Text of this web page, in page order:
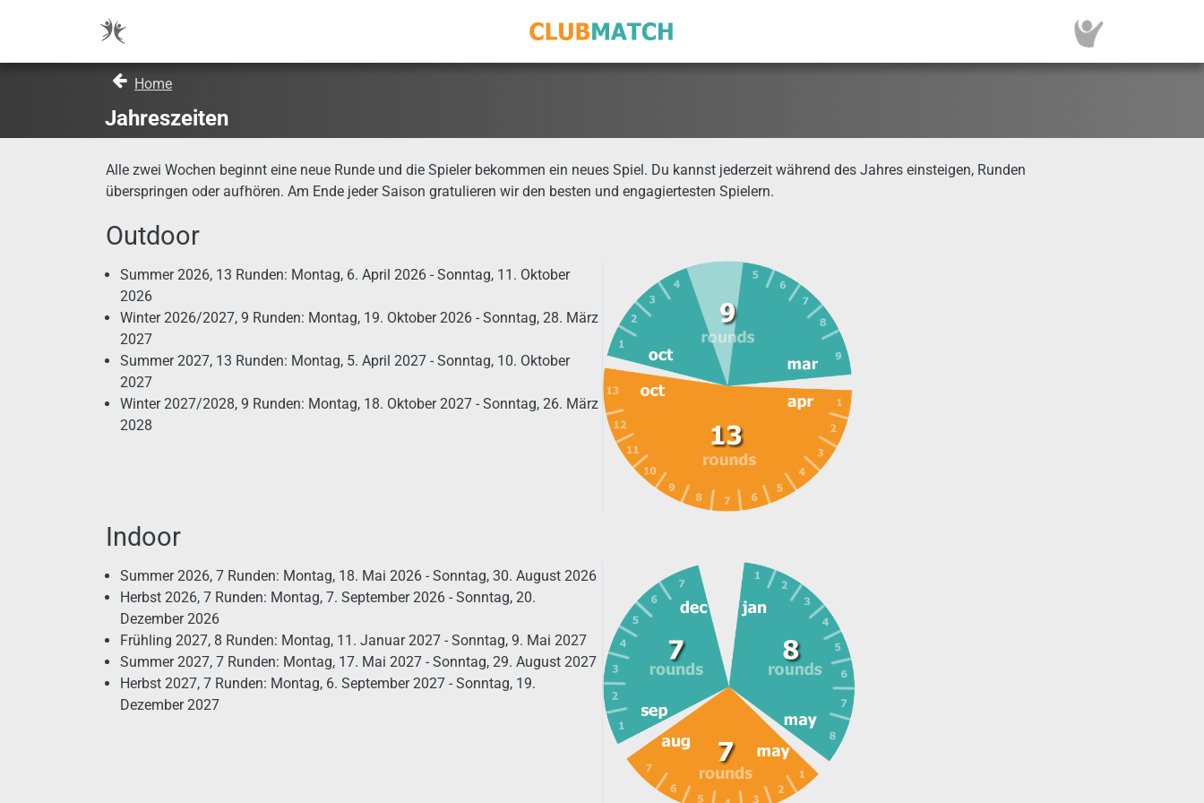
Home
Jahreszeiten
Alle zwei Wochen beginnt eine neue Runde und die Spieler bekommen ein neues Spiel. Du kannst jederzeit während des Jahres einsteigen, Runden
überspringen oder aufhören. Am Ende jeder Saison gratulieren wir den besten und engagiertesten Spielern.
Outdoor
Summer 2026, 13 Runden: Montag, 6. April 2026 - Sonntag, 11. Oktober
2026
Winter 2026/2027, 9 Runden: Montag, 19. Oktober 2026 - Sonntag, 28. März
2027
Summer 2027, 13 Runden: Montag, 5. April 2027 - Sonntag, 10. Oktober
2027
Winter 2027/2028, 9 Runden: Montag, 18. Oktober 2027 - Sonntag, 26. März
2028
Indoor
Summer 2026, 7 Runden: Montag, 18. Mai 2026 - Sonntag, 30. August 2026
Herbst 2026, 7 Runden: Montag, 7. September 2026 - Sonntag, 20.
Dezember 2026
Frühling 2027, 8 Runden: Montag, 11. Januar 2027 - Sonntag, 9. Mai 2027
Summer 2027, 7 Runden: Montag, 17. Mai 2027 - Sonntag, 29. August 2027
Herbst 2027, 7 Runden: Montag, 6. September 2027 - Sonntag, 19.
Dezember 2027